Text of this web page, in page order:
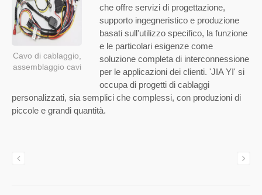
Cavo di cablaggio,
assemblaggio cavi
che offre servizi di progettazione,
supporto ingegneristico e produzione
basati sull'utilizzo specifico, la funzione
e le particolari esigenze come
soluzione completa di interconnessione
per le applicazioni dei clienti. 'JIA YI' si
occupa di progetti di cablaggi
personalizzati, sia semplici che complessi, con produzioni di
piccole e grandi quantità.